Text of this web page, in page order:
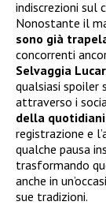
indiscrezioni sul
Nonostante il
sono già
concorrenti
Selvaggia
qualsiasi spoiler
attraverso i
della
registrazione e
qualche pausa
trasformando
anche in
sue tradizioni.